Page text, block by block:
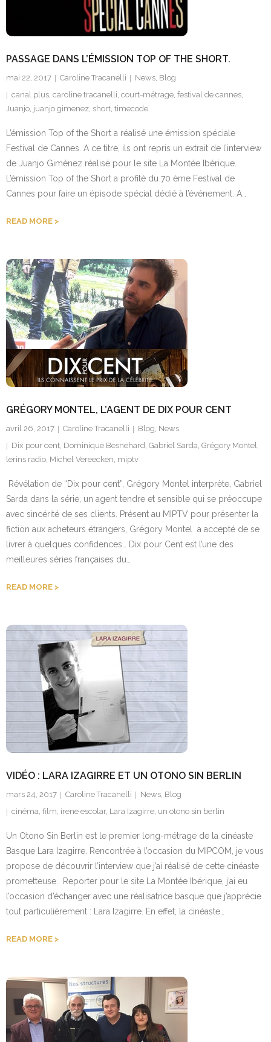
PASSAGE DANS L’ÉMISSION TOP OF THE SHORT.
mai 22, 2017 Caroline Tracanelli News, Blog
canal plus, caroline tracanelli, court-métrage, festival de cannes,
Juanjo, juanjo gimenez, short, timecode
L’émission Top of the Short a réalisé une émission spéciale
Festival de Cannes. A ce titre, ils ont repris un extrait de l’interview
de Juanjo Giménez réalisé pour le site La Montée Ibérique.
L’émission Top of the Short a profité du 70 ème Festival de
Cannes pour faire un épisode spécial dédié à l’événement. A…
READ MORE
GRÉGORY MONTEL, L’AGENT DE DIX POUR CENT
avril 26, 2017 Caroline Tracanelli Blog, News
Dix pour cent, Dominique Besnehard, Gabriel Sarda, Grégory Montel,
lerins radio, Michel Vereecken, miptv
Révélation de “Dix pour cent”, Grégory Montel interprète, Gabriel
Sarda dans la série, un agent tendre et sensible qui se préoccupe
avec sincérité de ses clients. Présent au MIPTV pour présenter la
fiction aux acheteurs étrangers, Grégory Montel a accepté de se
livrer à quelques confidences… Dix pour Cent est l’une des
meilleures séries françaises du…
READ MORE
VIDÉO : LARA IZAGIRRE ET UN OTONO SIN BERLIN
mars 24, 2017 Caroline Tracanelli News, Blog
cinéma, film, irene escolar, Lara Izagirre, un otono sin berlin
Un Otono Sin Berlin est le premier long-métrage de la cinéaste
Basque Lara Izagirre. Rencontrée à l’occasion du MIPCOM, je vous
propose de découvrir l’interview que j’ai réalisé de cette cinéaste
prometteuse. Reporter pour le site La Montée Ibérique, j’ai eu
l’occasion d’échanger avec une réalisatrice basque que j’apprécie
tout particulièrement : Lara Izagirre. En effet, la cinéaste…
READ MORE